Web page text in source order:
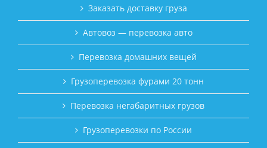
Заказать доставку груза
Автовоз — перевозка авто
Перевозка домашних вещей
Грузоперевозка фурами 20 тонн
Перевозка негабаритных грузов
Грузоперевозки по России